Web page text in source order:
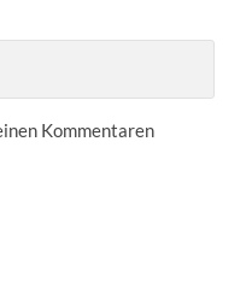
Kommentaren